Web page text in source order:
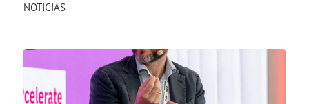
NOTICIAS